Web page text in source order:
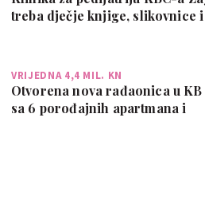
treba dječje knjige, slikovnice
VRIJEDNA 4,4 MIL. KN
Otvorena nova rađaonica u KB
sa 6 porođajnih apartmana i